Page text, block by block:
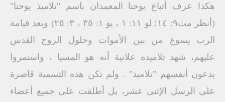
هكذا عرف أتباع يوحنا المعمدان باسم "تلاميذ يوحنا"
(أنظر مت٩: ١٤؛ لو ۱۱: ١ ، يو ١: ٣٥ ، ٣: ٢٥) وبعد قيامة
الرب يسوع من بين الأموات وحلول الروح القدس
عليهم، شهد تلاميذه علانية أنه هو المسيا ، واستمروا
يدعون أنفسهم "تلاميذ" . ولم تكن هذه التسمية قاصرة
على الرسل الإثنى عشر، بل أطلقت على جميع أعضاء